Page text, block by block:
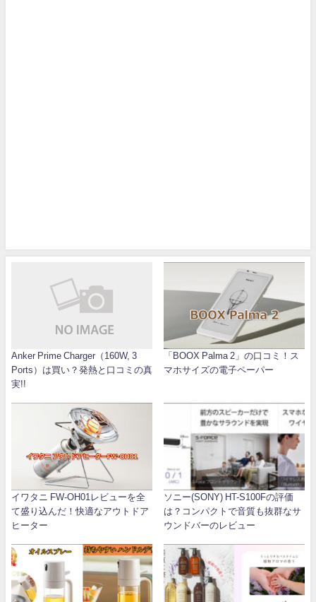
Anker Prime Charger（160W, 3
Ports）は買い？発熱と口コミの真
実!!
「BOOX Palma 2」の口コミ！ス
マホサイズの電子ペーパー
イワタニ FW-OH01レビューを全
て盛り込んだ！快適なアウトドア
ヒーター
ソニー(SONY) HT-S100Fの評価
は？コンパクトで音質も抜群なサ
ウンドバーのレビュー